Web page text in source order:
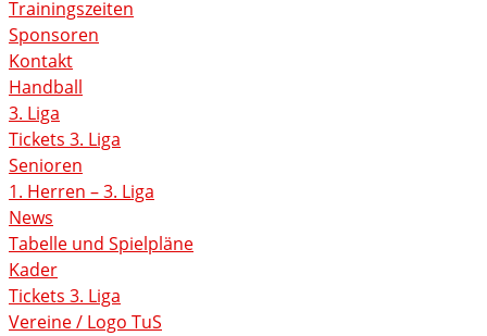
Trainingszeiten
Sponsoren
Kontakt
Handball
3. Liga
Tickets 3. Liga
Senioren
1. Herren – 3. Liga
News
Tabelle und Spielpläne
Kader
Tickets 3. Liga
Vereine / Logo TuS